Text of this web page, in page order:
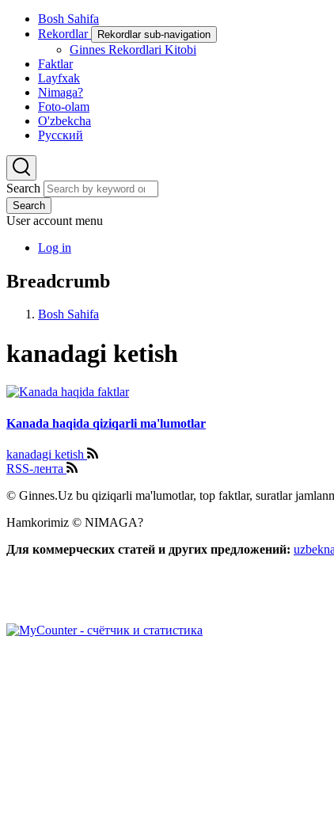
Bosh Sahifa
Rekordlar
Rekordlar sub-navigation
Ginnes Rekordlari Kitobi
Faktlar
Layfxak
Nimaga?
Foto-olam
O'zbekcha
Русский
Search
Search
User account menu
Log in
Breadcrumb
Bosh Sahifa
kanadagi ketish
Kanada haqida qiziqarli ma'lumotlar
kanadagi ketish
RSS-лента
© Ginnes.Uz bu qiziqarli ma'lumotlar, top faktlar, suratlar
Hamkorimiz © NIMAGA?
Для коммерческих статей и других предложений: